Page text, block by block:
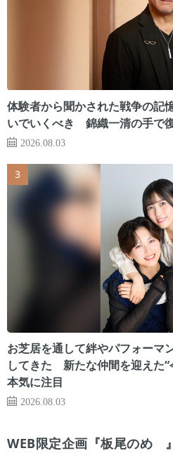
体験者から聞かされた戦争の記
いでいくべき 錦織一清の手で
2026.08.03
お芝居を通して絆やパフォーマ
してきた 新たな仲間を迎えた“
本気に注目
2026.08.03
WEB限定企画『板尾のめ゙